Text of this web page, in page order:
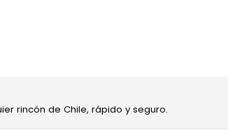
rincón de Chile, rápido y seguro.